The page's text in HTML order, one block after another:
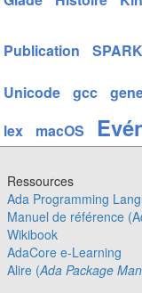
Publication SPARK
Unicode gcc
lex macOS
Ressources
Ada Programming
Manuel de référence
Wikibook
AdaCore e-Learning
Alire (Ada Package